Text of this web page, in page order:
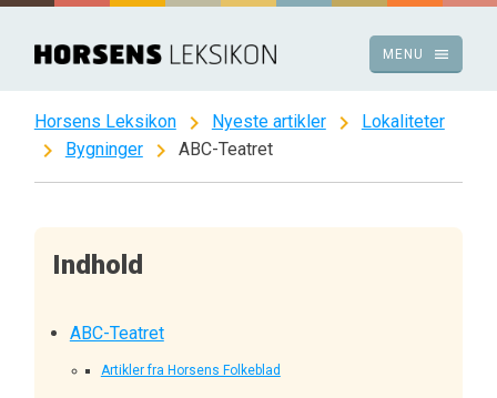
Spring
indhold
menu
MENU
Horsens Leksikon chevron_right Nyeste artikler chevron_right Lokaliteter
chevron_right Bygninger chevron_right ABC-Teatret
Indhold
ABC-Teatret
Artikler fra Horsens Folkeblad